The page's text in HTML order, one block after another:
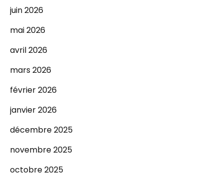
juin 2026
mai 2026
avril 2026
mars 2026
février 2026
janvier 2026
décembre 2025
novembre 2025
octobre 2025